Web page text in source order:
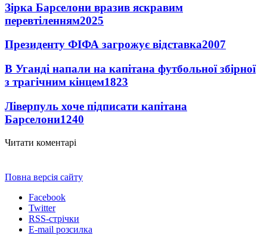
Зірка Барселони вразив яскравим
перевтіленням2025
Президенту ФІФА загрожує відставка2007
В Уганді напали на капітана футбольної збірної
з трагічним кінцем1823
Ліверпуль хоче підписати капітана
Барселони1240
Читати коментарі
Повна версія сайту
Facebook
Twitter
RSS-стрічки
E-mail розсилка